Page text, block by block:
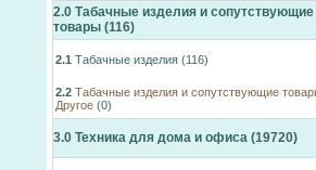
2.0 Табачные изделия и сопутствующие
товары (116)
2.1 Табачные изделия (116)
2.2 Табачные изделия и сопутствующие
Другое (0)
3.0 Техника для дома и офиса (19720)